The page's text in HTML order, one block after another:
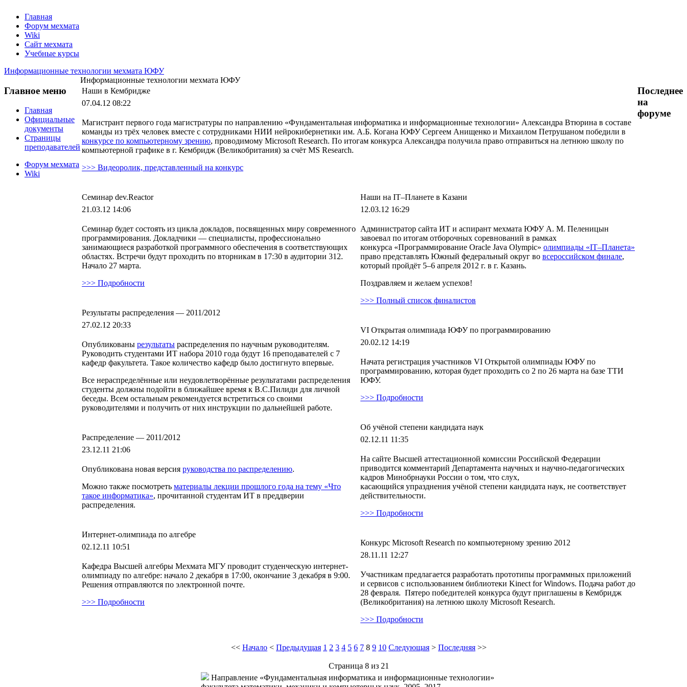
Главная
Форум мехмата
Wiki
Сайт мехмата
Учебные курсы
Информационные технологии мехмата ЮФУ
Главное меню
Главная
Официальные
документы
Страницы
преподавателей
Форум мехмата
Wiki
Информационные технологии мехмата ЮФУ
Наши в Кембридже
07.04.12 08:22
Магистрант первого года магистратуры по направлению «Фундаментальная информатика и информационные технологии» Александра Втюрина в составе
команды из трёх человек вместе с сотрудниками НИИ нейрокибернетики им. А.Б. Когана ЮФУ Сергеем Анищенко и Михаилом Петрушаном победили в
конкурсе по компьютерному зрению, проводимому Microsoft Research. По итогам конкурса Александра получила право отправиться на летнюю школу по
компьютерной графике в г. Кембридж (Великобритания) за счёт MS Research.
>>> Видеоролик, представленный на конкурс
Семинар dev.Reactor
21.03.12 14:06
Семинар будет состоять из цикла докладов, посвященных миру современного
программирования. Докладчики — специалисты, профессионально
занимающиеся разработкой программного обеспечения в соответствующих
областях. Встречи будут проходить по вторникам в 17:30 в аудитории 312.
Начало 27 марта.
>>> Подробности
Результаты распределения — 2011/2012
27.02.12 20:33
Опубликованы результаты распределения по научным руководителям.
Руководить студентами ИТ набора 2010 года будут 16 преподавателей с 7
кафедр факультета. Такое количество кафедр было достигнуто впервые.
Все нераспределённые или неудовлетворённые результатами распределения
студенты должны подойти в ближайшее время к В.С.Пилиди для личной
беседы. Всем остальным рекомендуется встретиться со своими
руководителями и получить от них инструкции по дальнейшей работе.
Распределение — 2011/2012
23.12.11 21:06
Опубликована новая версия руководства по распределению.
Можно также посмотреть материалы лекции прошлого года на тему «Что
такое информатика», прочитанной студентам ИТ в преддверии
распределения.
Интернет-олимпиада по алгебре
02.12.11 10:51
Кафедра Высшей алгебры Мехмата МГУ проводит студенческую интернет-
олимпиаду по алгебре: начало 2 декабря в 17:00, окончание 3 декабря в 9:00.
Решения отправляются по электронной почте.
>>> Подробности
Наши на IT–Планете в Казани
12.03.12 16:29
Администратор сайта ИТ и аспирант мехмата ЮФУ А. М. Пеленицын
завоевал по итогам отборочных соревнований в рамках
конкурса «Программирование Oracle Java Olympic» олимпиады «IT–Планета»
право представлять Южный федеральный округ во всероссийском финале,
который пройдёт 5–6 апреля 2012 г. в г. Казань.
Поздравляем и желаем успехов!
>>> Полный список финалистов
VI Открытая олимпиада ЮФУ по программированию
20.02.12 14:19
Начата регистрация участников VI Открытой олимпиады ЮФУ по
программированию, которая будет проходить со 2 по 26 марта на базе ТТИ
ЮФУ.
>>> Подробности
Об учёной степени кандидата наук
02.12.11 11:35
На сайте Высшей аттестационной комиссии Российской Федерации
приводится комментарий Департамента научных и научно-педагогических
кадров Минобрнауки России о том, что слух,
касающийся упразднения учёной степени кандидата наук, не соответствует
действительности.
>>> Подробности
Конкурс Microsoft Research по компьютерному зрению 2012
28.11.11 12:27
Участникам предлагается разработать прототипы программных приложений
и сервисов с использованием библиотеки Kinect for Windows. Подача работ до
28 февраля. Пятеро победителей конкурса будут приглашены в Кембридж
(Великобритания) на летнюю школу Microsoft Research.
>>> Подробности
<< Начало < Предыдущая 1 2 3 4 5 6 7 8 9 10 Следующая > Последняя >>
Страница 8 из 21
Последнее
на
форуме
Направление «Фундаментальная информатика и информационные технологии»